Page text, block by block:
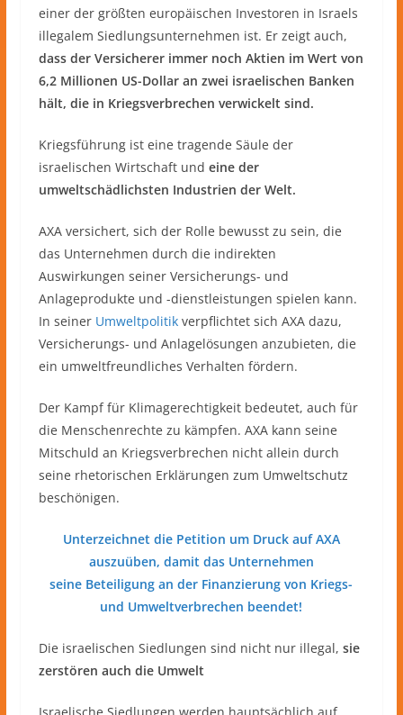
einer der größten europäischen Investoren in Israels
illegalem Siedlungsunternehmen ist. Er zeigt auch,
dass der Versicherer immer noch Aktien im Wert von
6,2 Millionen US-Dollar an zwei israelischen Banken
hält, die in Kriegsverbrechen verwickelt sind.
Kriegsführung ist eine tragende Säule der
israelischen Wirtschaft und eine der
umweltschädlichsten Industrien der Welt.
AXA versichert, sich der Rolle bewusst zu sein, die
das Unternehmen durch die indirekten
Auswirkungen seiner Versicherungs- und
Anlageprodukte und -dienstleistungen spielen kann.
In seiner Umweltpolitikverpflichtet sich AXA dazu,
Versicherungs- und Anlagelösungen anzubieten, die
ein umweltfreundliches Verhalten fördern.
Der Kampf für Klimagerechtigkeit bedeutet, auch für
die Menschenrechte zu kämpfen. AXA kann seine
Mitschuld an Kriegsverbrechen nicht allein durch
seine rhetorischen Erklärungen zum Umweltschutz
beschönigen.
Unterzeichnet die Petition um Druck auf AXA
auszuüben, damit das Unternehmen
seine Beteiligung an der Finanzierung von Kriegs-
und Umweltverbrechen beendet!
Die israelischen Siedlungen sind nicht nur illegal, sie
zerstören auch die Umwelt